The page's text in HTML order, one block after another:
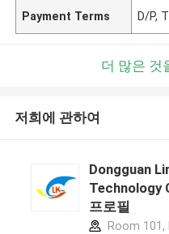
Payment Terms D/P,
더 많은 것
저희에 관하여
Dongguan
Technology
프로필
Room 101,